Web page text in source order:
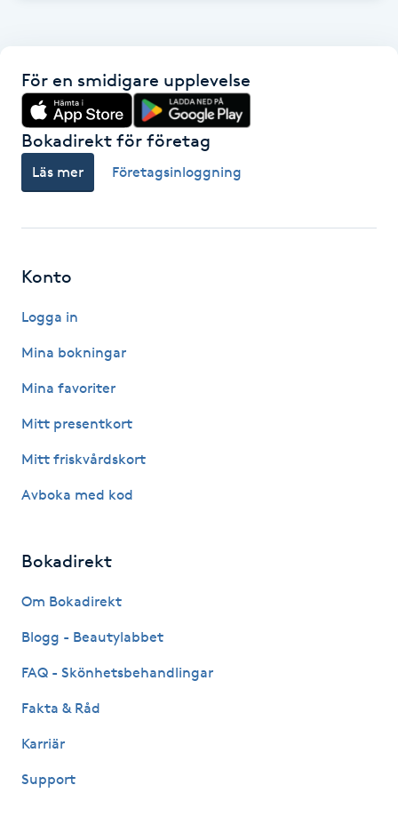
Hårbottenbehandling
Hårförlängning
Hårvård
Hälsprickor
Idrottsmassage
IPL hårborttagning
K
Katun fransar
Kemisk peeling
För en smidigare upplevelse
Bokadirekt för företag
Läs mer Företagsinloggning
Konto
Logga in
Mina bokningar
Mina favoriter
Mitt presentkort
Mitt friskvårdskort
Avboka med kod
Bokadirekt
Om Bokadirekt
Blogg - Beautylabbet
FAQ - Skönhetsbehandlingar
Fakta & Råd
Karriär
Support